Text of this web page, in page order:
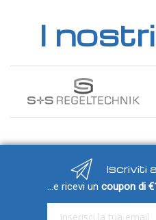
I
Iscriviti
...e ricevi un coupon di
Iscriviti alla nostra